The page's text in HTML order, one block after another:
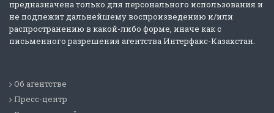
предназначена только для персонального использования и
не подлежит дальнейшему воспроизведению и/или
распространению в какой-либо форме, иначе как с
письменного разрешения агентства Интерфакс-Казахстан.
Об агентстве
Пресс-центр